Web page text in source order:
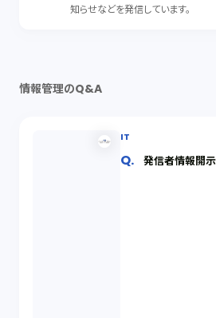
知らせなどを発信しています。
情報管理のQ&A
IT
発信者情報開